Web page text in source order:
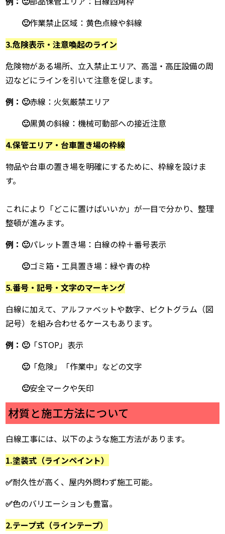
🙂作業禁止区域：黄色点線や斜線
3.危険表示・注意喚起のライン
危険物がある場所、立入禁止エリア、高温・高圧設備の周
辺などにラインを引いて注意を促します。
例：🙂赤線：火気厳禁エリア
🙂黒黄の斜線：機械可動部への接近注意
4.保管エリア・台車置き場の枠線
物品や台車の置き場を明確にするために、枠線を設けま
す。
これにより「どこに置けばいいか」が一目で分かり、整理
整頓が進みます。
例：🙂パレット置き場：白線の枠＋番号表示
🙂ゴミ箱・工具置き場：緑や青の枠
5.番号・記号・文字のマーキング
白線に加えて、アルファベットや数字、ピクトグラム（図
記号）を組み合わせるケースもあります。
例：🙂「STOP」表示
🙂「危険」「作業中」などの文字
🙂安全マークや矢印
材質と施工方法について
白線工事には、以下のような施工方法があります。
1.塗装式（ラインペイント）
✅耐久性が高く、屋内外問わず施工可能。
✅色のバリエーションも豊富。
2.テープ式（ラインテープ）